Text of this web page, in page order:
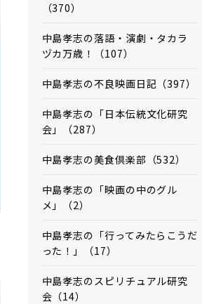
（370）
中島孝志の落語・演劇・タカラ
ヅカ万歳！（107）
中島孝志の不良映画日記（397）
中島孝志の「日本伝統文化研究
会」（287）
中島孝志の美食倶楽部（532）
中島孝志の「映画の中のグル
メ」（2）
中島孝志の「行ってみたらこうだ
った！」（17）
中島孝志のスピリチュアル研究
会（14）